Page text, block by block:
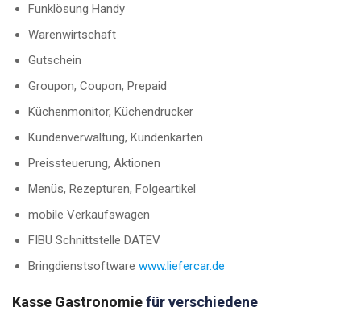
Funklösung Handy
Warenwirtschaft
Gutschein
Groupon, Coupon, Prepaid
Küchenmonitor, Küchendrucker
Kundenverwaltung, Kundenkarten
Preissteuerung, Aktionen
Menüs, Rezepturen, Folgeartikel
mobile Verkaufswagen
FIBU Schnittstelle DATEV
Bringdienstsoftware www.liefercar.de
Kasse Gastronomiefür verschiedene